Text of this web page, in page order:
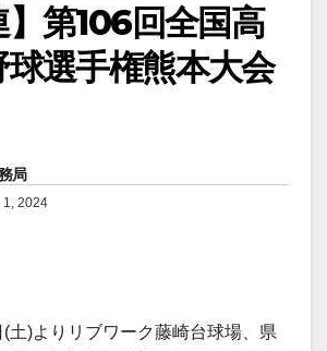
】第106回全国高
選手権熊本大会
局
1, 2024
土)よりリブワーク藤崎台球場、県